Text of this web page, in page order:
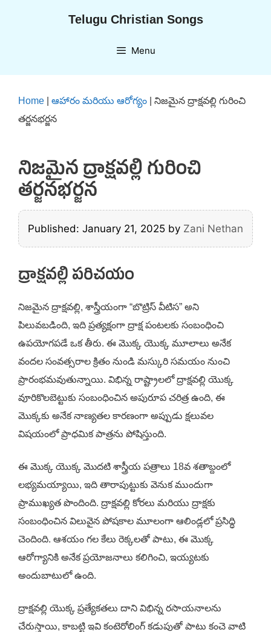
Telugu Christian Songs
Menu
Home ఆహారం మరియు ఆరోగ్యం
నిజమైన ద్రాక్షవల్లి గురించి
తర్జనభర్జన
నిజమైన ద్రాక్షవల్లి గురించి
తర్జనభర్జన
Published: January 21, 2025 by Zani Nethan
ద్రాక్షవల్లి పరిచయం
నిజమైన ద్రాక్షవల్లి, శాస్త్రీయంగా “బొట్రిస్ వీటిస” అని
పిలువబడింది, ఇది ప్రత్యక్షంగా ద్రాక్ష పంటలకు సంబంధించి
ఉపయోగపడే ఒక తీరు. ఈ మొక్క యొక్క మూలాలు అనేక
వందల సంవత్సరాల క్రితం నుండి మస్కురి సమయం నుంచి
ప్రారంభమవుతున్నాయి. విభిన్న రాష్ట్రాలలో ద్రాక్షవల్లి యొక్క
వూరికొలబెట్టుకు సంబంధించిన అపురూప చరిత్ర ఉంది, ఈ
మొక్కకు అనేక నాణ్యతల కారణంగా అప్పుడు క్షలువల
విషయంలో ప్రాధమిక పాత్రను పోషిస్తుంది.
ఈ మొక్క యొక్క మొదటి శాస్త్రీయ పత్రాలు 18వ శతాబ్దంలో
లభ్యమయ్యాయి, ఇది తారాపుట్టుకు వెనుక ముందుగా
ప్రాముఖ్యత పొందింది. ద్రాక్షవల్లి కోరలు మరియు ద్రాక్షకు
సంబంధించిన విలువైన పోషకాల మూలంగా ఆలిండ్లలో ప్రసిద్ధి
చెందింది. ఆశయం గల కేలు రెక్కలతో పాటు, ఈ మొక్క
ఆరోగ్యానికి అనేక ప్రయోజనాలు కలిగించి, ఇయ్యటకు
అందుబాటులో ఉంది.
ద్రాక్షవల్లి యొక్క ప్రత్యేకతలు దాని విభిన్న రసాయనాలను
చేరుస్తాయి, కాబట్టి ఇవి కంటెరోలింగ్ కడుపుతో పాటు కంచె వాటి